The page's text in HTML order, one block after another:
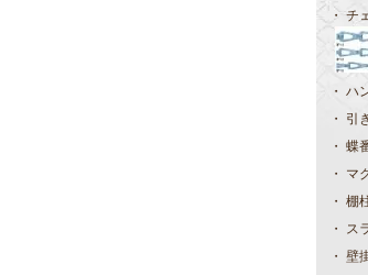
・ チ
・ ハ
・ 引
・ 蝶
・ マ
・ 棚
・ ス
・ 壁